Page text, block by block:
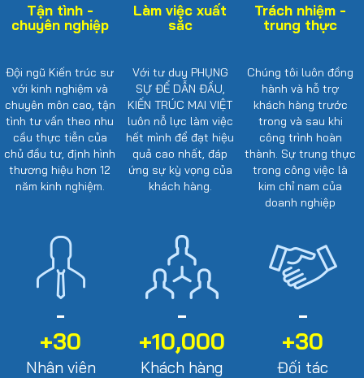
Tận tình -
chuyên nghiệp
Đội ngũ Kiến trúc sư
với kinh nghiệm và
chuyên môn cao, tận
tình tư vấn theo nhu
cầu thực tiễn của
chủ đầu tư, định hình
thương hiệu hơn 12
năm kinh nghiệm.
Làm việc xuất
sắc
Với tư duy PHỤNG
SỰ ĐỂ DẪN ĐẦU,
KIẾN TRÚC MAI VIỆT
luôn nỗ lực làm việc
hết mình để đạt hiệu
quả cao nhất, đáp
ứng sự kỳ vọng của
khách hàng.
Trách nhiệm -
trung thực
Chúng tôi luôn đồng
hành và hỗ trợ
khách hàng trước
trong và sau khi
công trình hoàn
thành. Sự trung thực
trong công việc là
kim chỉ nam của
doanh nghiệp
+30
Nhân viên
+10,000
Khách hàng
+30
Đối tác